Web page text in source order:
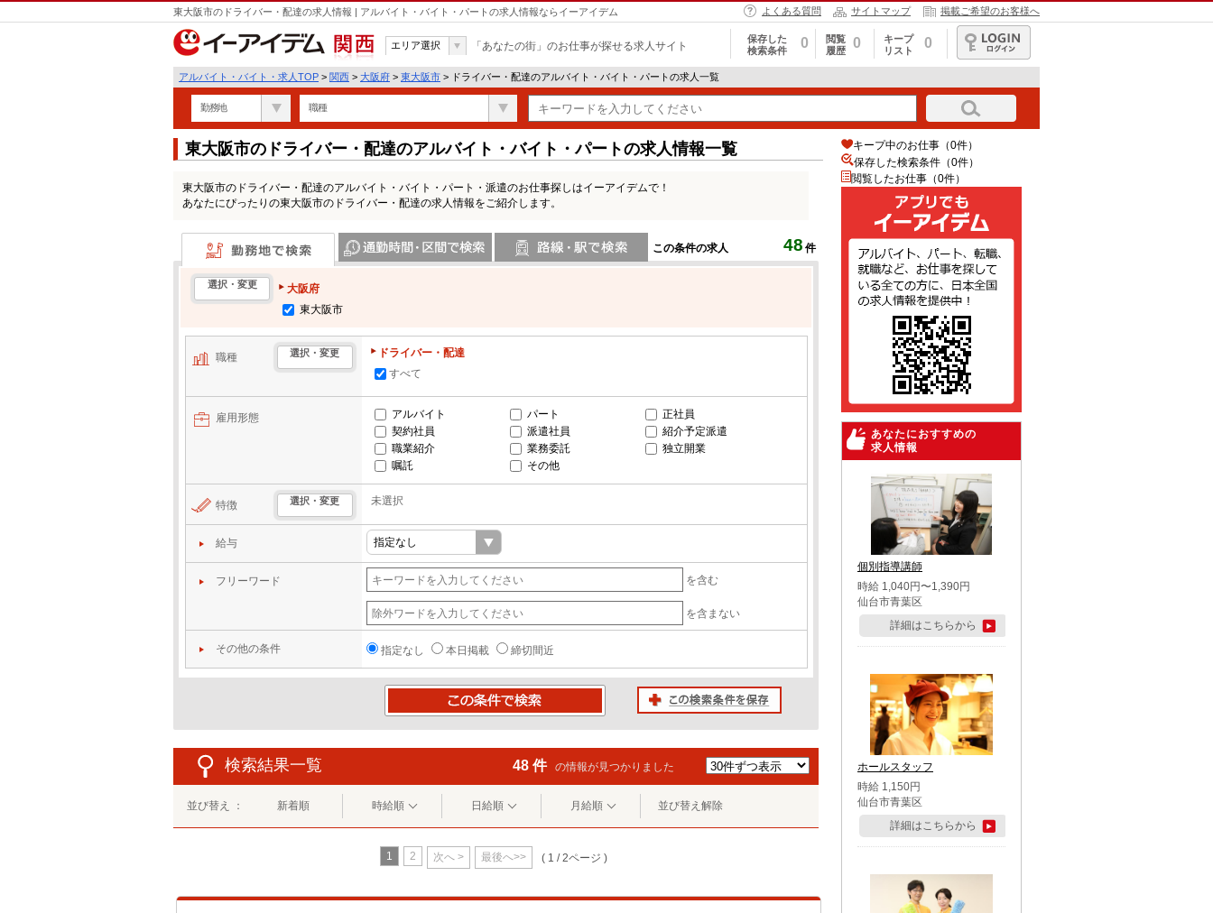
東大阪市のドライバー・配達の求人情報 | アルバイト・バイト・パートの求人情報ならイーアイデム よくある質問 サイトマップ 掲載ご希望のお客様へ
関西
エリア選択 「あなたの街」のお仕事が探せる求人サイト
保存した
検索条件
0
閲覧
履歴
0
キープ
リスト
0
ログイン
アルバイト・バイト・求人TOP > 関西 > 大阪府 > 東大阪市 > ドライバー・配達のアルバイト・バイト・パートの求人一覧
勤務地 職種
東大阪市のドライバー・配達のアルバイト・バイト・パートの求人情報一覧
東大阪市のドライバー・配達のアルバイト・バイト・パート・派遣のお仕事探しはイーアイデムで！
あなたにぴったりの東大阪市のドライバー・配達の求人情報をご紹介します。
この条件の求人 48 件
勤務地で検索
選択・変更
大阪府
東大阪市
職種 選択・変更
ドライバー・配達
すべて
雇用形態 アルバイト パート
正社員
契約社員
派遣社員
紹介予定派遣
職業紹介
業務委託
独立開業
嘱託
その他
特徴 選択・変更 未選択
給与
フリーワード を含む
を含まない
その他の条件 指定なし 本日掲載 締切間近
検索結果一覧 48 件 の情報が見つかりました
並び替え ： 新着順 時給順 日給順 月給順 並び替え解除
1 2 次へ > 最後へ>> ( 1 / 2ページ )
キープ中のお仕事（0件）
保存した検索条件（0件）
閲覧したお仕事（0件）
あなたにおすすめの
求人情報
個別指導講師
時給 1,040円〜1,390円
仙台市青葉区
詳細はこちらから
ホールスタッフ
時給 1,150円
仙台市青葉区
詳細はこちらから